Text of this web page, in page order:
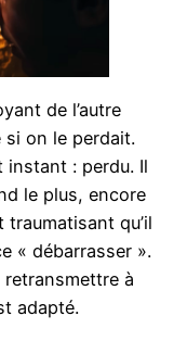
de l’autre
on le perdait.
instant : perdu. Il
le plus, encore
traumatisant qu’il
« débarrasser ».
retransmettre à
adapté.